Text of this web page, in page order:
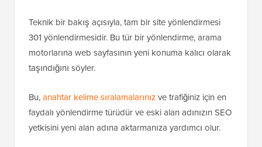
Teknik bir bakış açısıyla, tam bir site yönlendirmesi
301 yönlendirmesidir. Bu tür bir yönlendirme, arama
motorlarına web sayfasının yeni konuma kalıcı olarak
taşındığını söyler.
Bu,anahtar kelime sıralamalarınızve trafiğiniz için en
faydalı yönlendirme türüdür ve eski alan adınızın SEO
yetkisini yeni alan adına aktarmanıza yardımcı olur.